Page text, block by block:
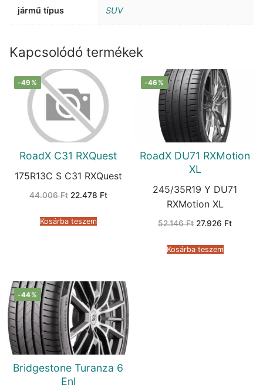
jármű típus SUV
Kapcsolódó termékek
-49%
RoadX C31 RXQuest
175R13C S C31 RXQuest
44.006Ft Original
44.006 Ft.
22.478 FtCurrent
Kosárba teszem
-46%
RoadX DU71 RXMotion
XL
245/35R19 Y DU71
RXMotion XL
52.146Ft Original
52.146 Ft.
27.926 FtCurrent
Kosárba teszem
-44%
Bridgestone Turanza 6
Enl